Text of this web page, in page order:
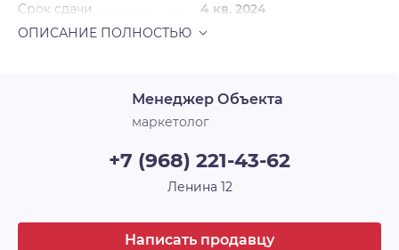
Срок сдачи 4 кв. 2024
Менеджер Объекта
маркетолог
+7 (968) 221-43-62
Ленина 12
Написать продавцу